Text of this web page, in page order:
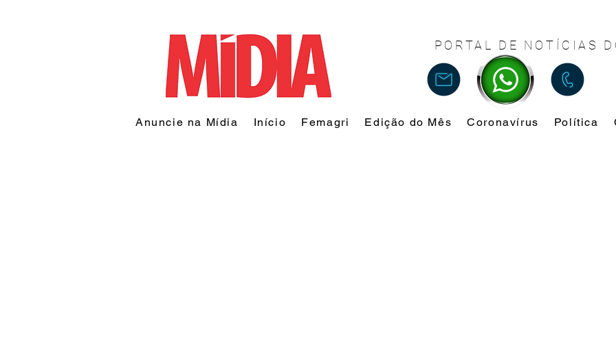
PORTAL DE NOTÍCIAS
Anuncie na Mídia Início Femagri Edição do Mês Coronavírus Política